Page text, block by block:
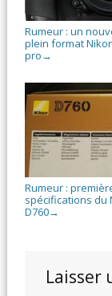
Rumeur : un
plein format
pro →
Rumeur :
spécifications du
D760→
Laisser